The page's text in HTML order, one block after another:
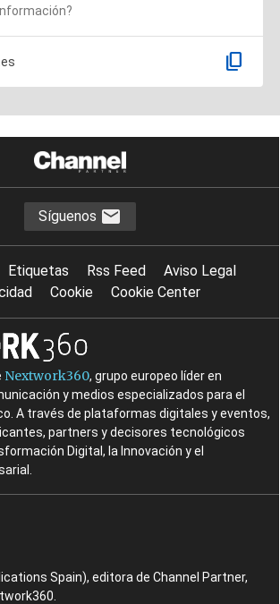
content_copy
Síguenos
Etiquetas Rss Feed
Aviso Legal
Cookie Cookie Center
Nextwork360, grupo europeo líder en
y medios especializados para el
A través de plataformas digitales y eventos,
partners y decisores tecnológicos
Digital, la Innovación y el
Spain), editora de Channel Partner,